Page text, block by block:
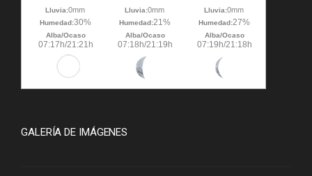
GALERÍA DE IMÁGENES